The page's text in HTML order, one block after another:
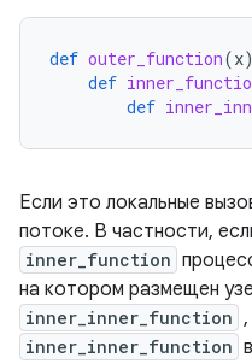
def outer_function(x
def
def
Если это локальные
потоке. В частности,
inner_function
на котором размещен
inner_inner_function
inner_inner_function